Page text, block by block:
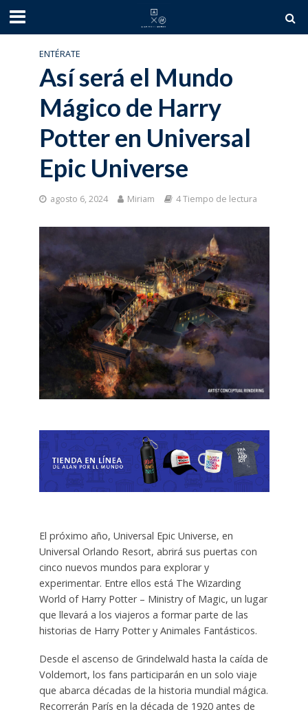
ENTÉRATE
Así será el Mundo
Mágico de Harry
Potter en Universal
Epic Universe
agosto 6, 2024 Miriam 4 Tiempo de lectura
El próximo año, Universal Epic Universe, en
Universal Orlando Resort, abrirá sus puertas con
cinco nuevos mundos para explorar y
experimentar. Entre ellos está The Wizarding
World of Harry Potter – Ministry of Magic, un lugar
que llevará a los viajeros a formar parte de las
historias de Harry Potter y Animales Fantásticos.
Desde el ascenso de Grindelwald hasta la caída de
Voldemort, los fans participarán en un solo viaje
que abarca décadas de la historia mundial mágica.
Recorrerán París en la década de 1920 antes de